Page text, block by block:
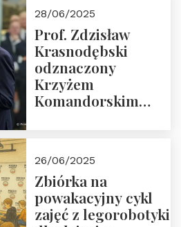
28/06/2025
Prof. Zdzisław
Krasnodębski
odznaczony
Krzyżem
Komandorskim
26/06/2025
Zbiórka na
powakacyjny cykl
zajęć z legorobotyki